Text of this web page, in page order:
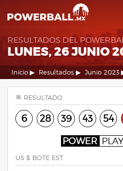
RESULTADOS DEL
LUNES, 26 JUNIO
Inicio Resultados Junio 2023
RESULTADO
6 28 39 43 54
POWER PLAY
US $ BOTE EST.